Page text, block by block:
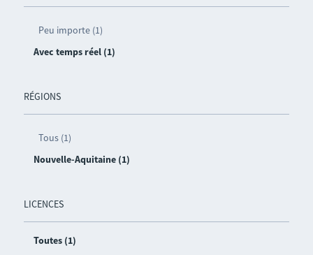
Peu importe (1)
Avec temps réel (1)
RÉGIONS
Tous (1)
Nouvelle-Aquitaine (1)
LICENCES
Toutes (1)